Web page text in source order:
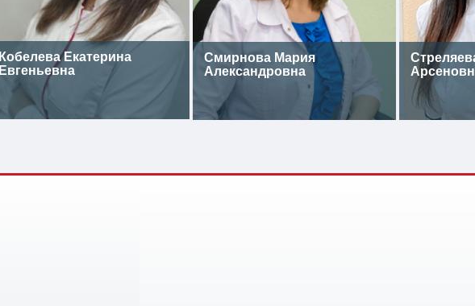
Кобелева Екатерина
Евгеньевна
Смирнова Мария
Александровна